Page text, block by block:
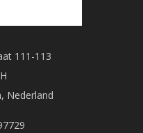
111-113
Nederland